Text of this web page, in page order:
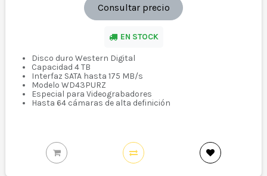
Consultar precio
EN STOCK
Disco duro Western Digital
Capacidad 4 TB
Interfaz SATA hasta 175 MB/s
Modelo WD43PURZ
Especial para Videograbadores
Hasta 64 cámaras de alta definición